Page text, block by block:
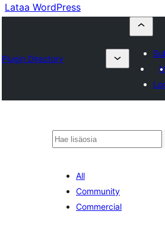
Lataa WordPress
Plugin Directory
Etsi
All
Community
Commercial